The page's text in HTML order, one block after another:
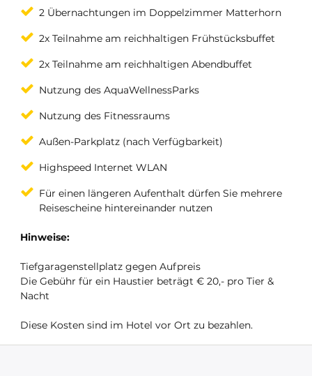
2 Übernachtungen im Doppelzimmer Matterhorn
2x Teilnahme am reichhaltigen Frühstücksbuffet
2x Teilnahme am reichhaltigen Abendbuffet
Nutzung des AquaWellnessParks
Nutzung des Fitnessraums
Außen-Parkplatz (nach Verfügbarkeit)
Highspeed Internet WLAN
Für einen längeren Aufenthalt dürfen Sie mehrere
Reisescheine hintereinander nutzen
Hinweise:
Tiefgaragenstellplatz gegen Aufpreis
Die Gebühr für ein Haustier beträgt € 20,- pro Tier &
Nacht
Diese Kosten sind im Hotel vor Ort zu bezahlen.